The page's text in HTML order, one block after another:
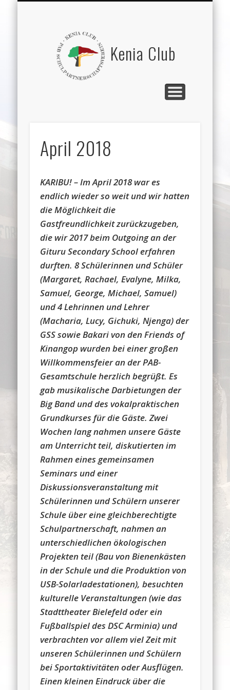
Kenia Club
April 2018
KARIBU! – Im April 2018 war es
endlich wieder so weit und wir hatten
die Möglichkeit die
Gastfreundlichkeit zurückzugeben,
die wir 2017 beim Outgoing an der
Gituru Secondary School erfahren
durften. 8 Schülerinnen und Schüler
(Margaret, Rachael, Evalyne, Milka,
Samuel, George, Michael, Samuel)
und 4 Lehrinnen und Lehrer
(Macharia, Lucy, Gichuki, Njenga) der
GSS sowie Bakari von den Friends of
Kinangop wurden bei einer großen
Willkommensfeier an der PAB-
Gesamtschule herzlich begrüßt. Es
gab musikalische Darbietungen der
Big Band und des vokalpraktischen
Grundkurses für die Gäste. Zwei
Wochen lang nahmen unsere Gäste
am Unterricht teil, diskutierten im
Rahmen eines gemeinsamen
Seminars und einer
Diskussionsveranstaltung mit
Schülerinnen und Schülern unserer
Schule über eine gleichberechtigte
Schulpartnerschaft, nahmen an
unterschiedlichen ökologischen
Projekten teil (Bau von Bienenkästen
in der Schule und die Produktion von
USB-Solarladestationen), besuchten
kulturelle Veranstaltungen (wie das
Stadttheater Bielefeld oder ein
Fußballspiel des DSC Arminia) und
verbrachten vor allem viel Zeit mit
unseren Schülerinnen und Schülern
bei Sportaktivitäten oder Ausflügen.
Einen kleinen Eindruck über die